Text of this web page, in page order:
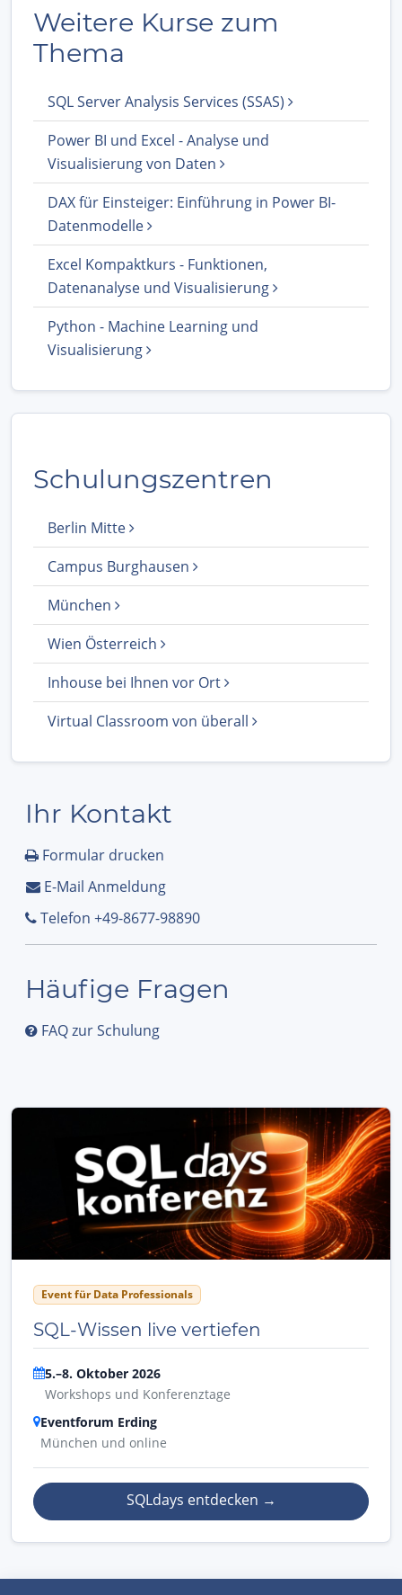
Weitere Kurse zum
Thema
SQL Server Analysis Services (SSAS)
Power BI und Excel - Analyse und
Visualisierung von Daten
DAX für Einsteiger: Einführung in Power BI-
Datenmodelle
Excel Kompaktkurs - Funktionen,
Datenanalyse und Visualisierung
Python - Machine Learning und
Visualisierung
Schulungszentren
Berlin Mitte
Campus Burghausen
München
Wien Österreich
Inhouse bei Ihnen vor Ort
Virtual Classroom von überall
Ihr Kontakt
Formular drucken
E-Mail Anmeldung
Telefon +49-8677-98890
Häufige Fragen
FAQ zur Schulung
Event für Data Professionals
SQL-Wissen live vertiefen
5.–8. Oktober 2026
Workshops und Konferenztage
Eventforum Erding
München und online
SQLdays entdecken →